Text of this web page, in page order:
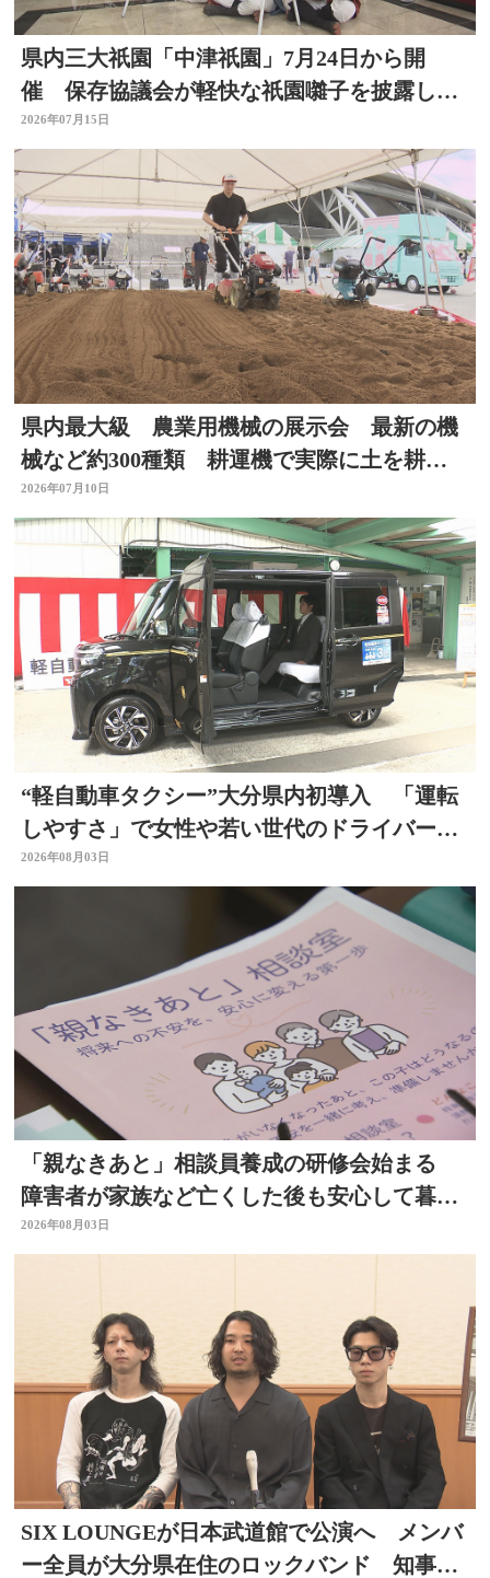
県内三大祇園「中津祇園」7月24日から開
催 保存協議会が軽快な祇園囃子を披露し祭
りをPR 大分
2026年07月15日
県内最大級 農業用機械の展示会 最新の機
械など約300種類 耕運機で実際に土を耕す
体験も 大分
2026年07月10日
“軽自動車タクシー”大分県内初導入 「運転
しやすさ」で女性や若い世代のドライバー確
保へ
2026年08月03日
「親なきあと」相談員養成の研修会始まる
障害者が家族など亡くした後も安心して暮ら
せるように 大分
2026年08月03日
SIX LOUNGEが日本武道館で公演へ メンバ
ー全員が大分県在住のロックバンド 知事を